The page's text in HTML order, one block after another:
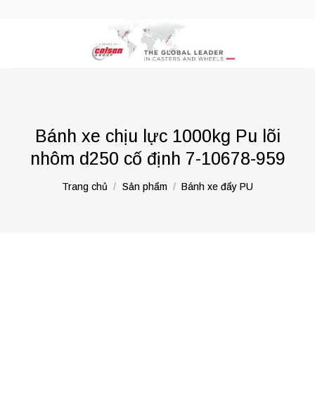
Bánh xe chịu lực 1000kg Pu lõi
nhôm d250 cố định 7-10678-959
Trang chủ / Sản phẩm / Bánh xe đẩy PU